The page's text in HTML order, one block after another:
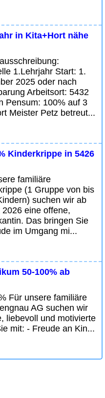
in Kita+Hort nähe
1.Lehrjahr Start: 1.
2025 oder nach
Arbeitsort: 5432
Pensum: 100% auf 3
Meister Petz betreut...
Kinderkrippe in 5426
familiäre
(1 Gruppe von bis
suchen wir ab
2026 eine offene,
Das bringen Sie
im Umgang mi...
50-100% ab
Für unsere familiäre
AG suchen wir
liebevoll und motivierte
mit: - Freude an Kin...